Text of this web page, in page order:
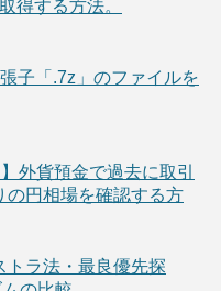
得する方法。
子「.7z」のファイルを
外貨預金で過去に取引
の円相場を確認する方
トラ法・最良優先探